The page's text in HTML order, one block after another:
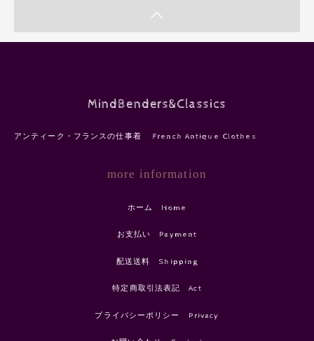
MindBenders&Classics
アンティーク・フランスの仕事着 French Antique Clothes
more information
ホーム Home
お支払い Payment
配送送料 Shipping
特定商取引法表記 Act
プライバシーポリシー Privacy